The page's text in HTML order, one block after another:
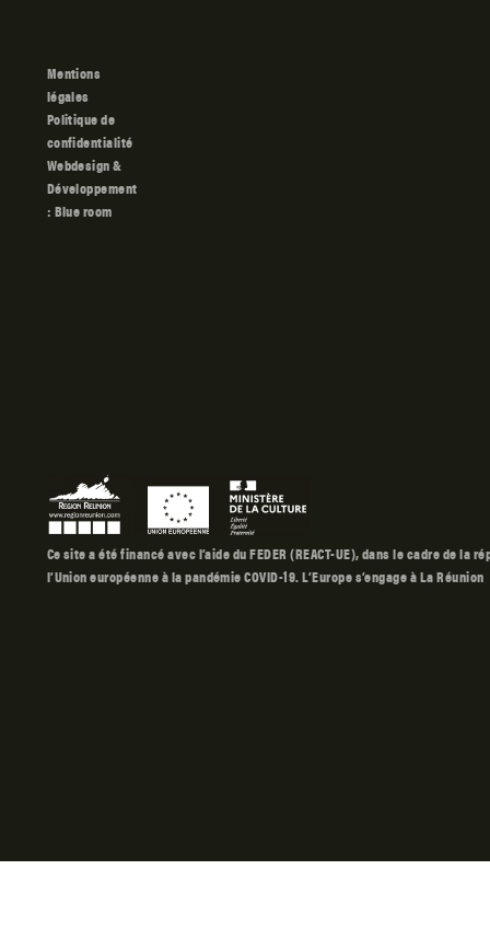
Mentions
légales
Politique de
confidentialité
Blue room
Ce site a été financé avec l’aide du FEDER (REACT-UE), dans le cadre de la
l’Union européenne à la pandémie COVID-19. L’Europe s’engage à La Réunion